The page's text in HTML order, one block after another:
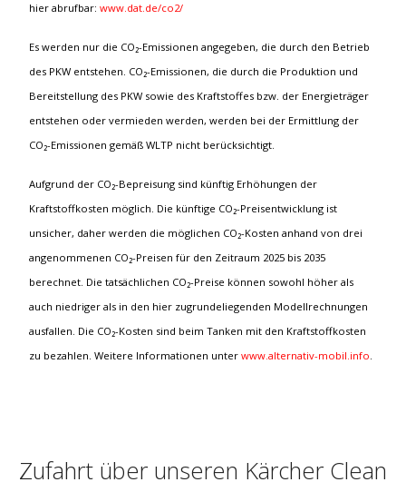
hier abrufbar: www.dat.de/co2/
Es werden nur die CO₂-Emissionen angegeben, die durch den Betrieb
des PKW entstehen. CO₂-Emissionen, die durch die Produktion und
Bereitstellung des PKW sowie des Kraftstoffes bzw. der Energieträger
entstehen oder vermieden werden, werden bei der Ermittlung der
CO₂-Emissionen gemäß WLTP nicht berücksichtigt.
Aufgrund der CO₂-Bepreisung sind künftig Erhöhungen der
Kraftstoffkosten möglich. Die künftige CO₂-Preisentwicklung ist
unsicher, daher werden die möglichen CO₂-Kosten anhand von drei
angenommenen CO₂-Preisen für den Zeitraum 2025 bis 2035
berechnet. Die tatsächlichen CO₂-Preise können sowohl höher als
auch niedriger als in den hier zugrundeliegenden Modellrechnungen
ausfallen. Die CO₂-Kosten sind beim Tanken mit den Kraftstoffkosten
zu bezahlen. Weitere Informationen unter www.alternativ-mobil.info.
Zufahrt über unseren Kärcher Clean